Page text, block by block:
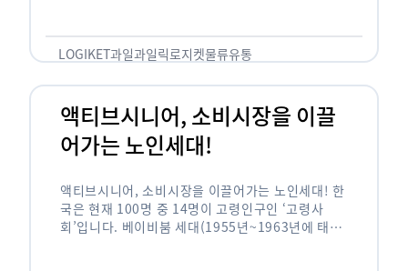
…
LOGIKET과일과일릭로지켓물류유통
액티브시니어, 소비시장을 이끌
어가는 노인세대!
액티브시니어, 소비시장을 이끌어가는 노인세대! 한
국은 현재 100명 중 14명이 고령인구인 ‘고령사
회’입니다. 베이비붐 세대(1955년~1963년에 태어